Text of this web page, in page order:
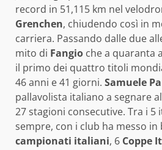
record in 51,115 km nel
Grenchen, chiudendo così in
carriera. Passando dalle due
mito di Fangio che a quaranta
il primo dei quattro titoli
46 anni e 41 giorni. Samuele
pallavolista italiano a segnare
27 stagioni consecutive. Tra i 5
sempre, con i club ha messo in
campionati italiani, 6 Coppe